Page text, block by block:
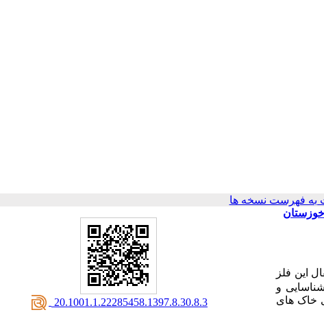
به فهرست نسخه ها
‎ 20.1001.1.22285458.1397.8.30.8.3
این فلز
و
خاک های